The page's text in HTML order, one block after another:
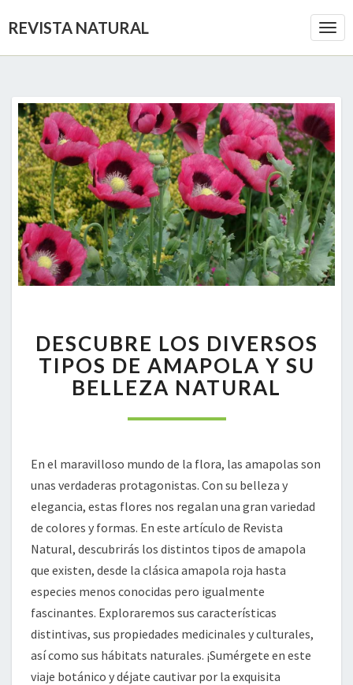
REVISTA NATURAL
LOS
DIVERSOS
TIPOS
DE
BELLEZA
NATURAL
DESCUBRE LOS DIVERSOS
TIPOS DE AMAPOLA Y SU
BELLEZA NATURAL
En el maravilloso mundo de la flora, las amapolas son
unas verdaderas protagonistas. Con su belleza y
elegancia, estas flores nos regalan una gran variedad
de colores y formas. En este artículo de Revista
Natural, descubrirás los distintos tipos de amapola
que existen, desde la clásica amapola roja hasta
especies menos conocidas pero igualmente
fascinantes. Exploraremos sus características
distintivas, sus propiedades medicinales y culturales,
así como sus hábitats naturales. ¡Sumérgete en este
viaje botánico y déjate cautivar por la exquisita